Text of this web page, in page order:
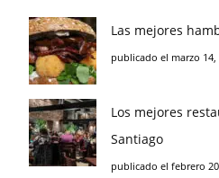
Las mejores
publicado el marzo 14,
Los mejores
Santiago
publicado el febrero